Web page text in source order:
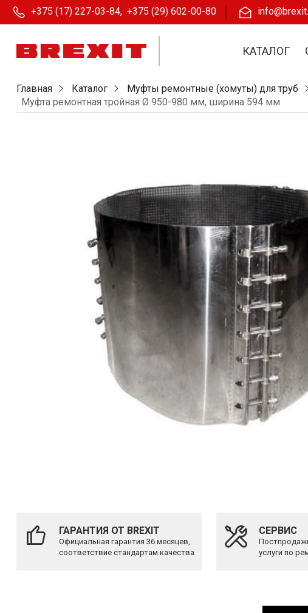
+375 (17) 227-03-84, +375 (29) 602-00-80
КАТАЛОГ
Главная Каталог Муфты ремонтные (хомуты) для труб
Муфта ремонтная тройная Ø 950-980 мм, ширина 594 мм
ГАРАНТИЯ ОТ BREXIT
Официальная гарантия 36 месяцев,
соответствие стандартам качества
СЕРВИС
услуги по